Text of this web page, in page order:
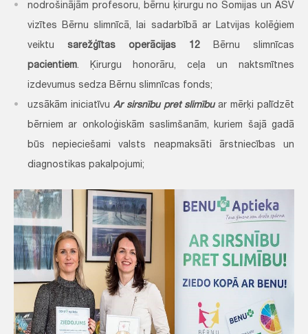
nodrošinājām profesoru, bērnu ķirurgu no Somijas un ASV
vizītes Bērnu slimnīcā, lai sadarbībā ar Latvijas kolēģiem
veiktu sarežģītas operācijas 12 Bērnu slimnīcas
pacientiem. Ķirurgu honorāru, ceļa un naktsmītnes
izdevumus sedza Bērnu slimnīcas fonds;
uzsākām iniciatīvu Ar sirsnību pret slimībuar mērķi palīdzēt
bērniem ar onkoloģiskām saslimšanām, kuriem šajā gadā
būs nepieciešami valsts neapmaksāti ārstniecības un
diagnostikas pakalpojumi;